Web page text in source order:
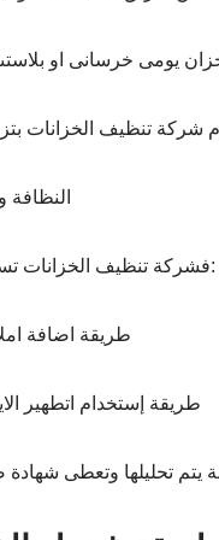
خرسانى او بلاستىكى اعلى المنشأ ذا
شركة تنظيف الخزانات
:فشركة تنظيف الخزانات
طريقة اضافة املاح
طريقة إستخدام اتطهير
يتم تحليلها وتعطى شهادة